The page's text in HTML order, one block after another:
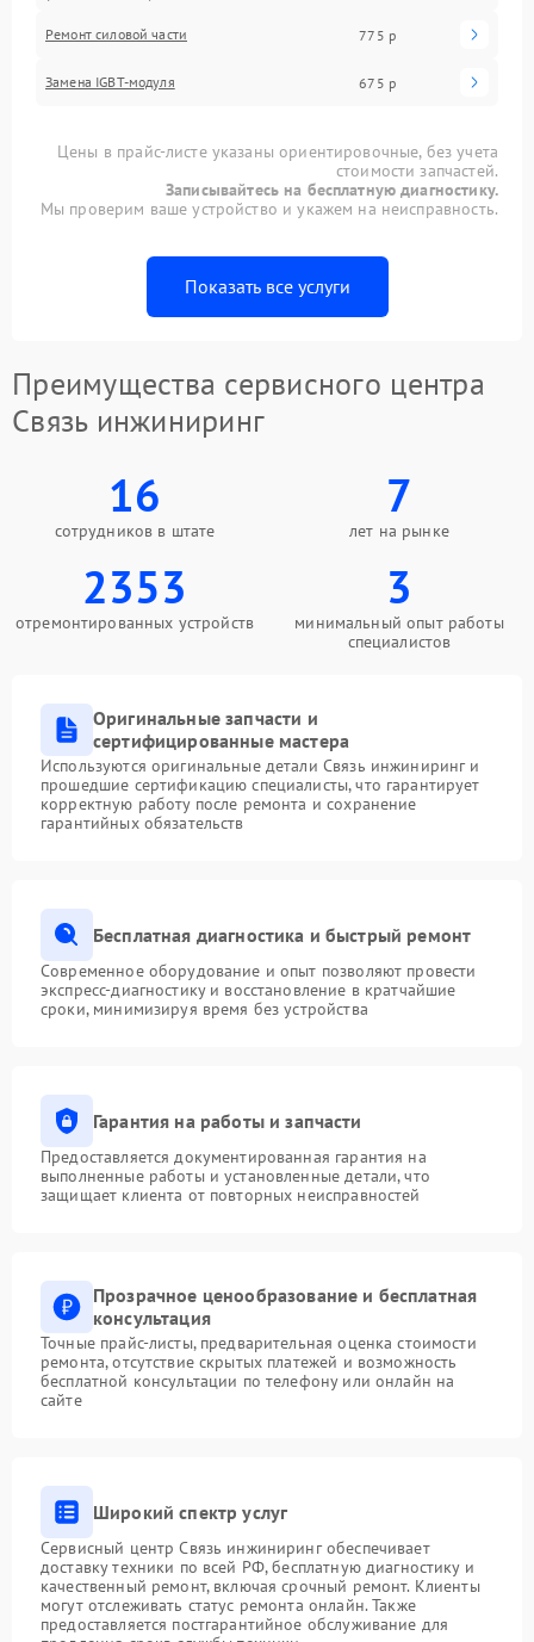
Ремонт силовой части 775 р
Замена IGBT-модуля 675 р
Цены в прайс-листе указаны ориентировочные, без учета
стоимости запчастей.
Записывайтесь на бесплатную диагностику.
Мы проверим ваше устройство и укажем на неисправность.
Показать все услуги
Преимущества сервисного центра
Связь инжиниринг
16
сотрудников в штате
7
лет на рынке
2353
отремонтированных устройств
3
минимальный опыт работы
специалистов
Оригинальные запчасти и
сертифицированные мастера
Используются оригинальные детали Связь инжиниринг и
прошедшие сертификацию специалисты, что гарантирует
корректную работу после ремонта и сохранение
гарантийных обязательств
Бесплатная диагностика и быстрый ремонт
Современное оборудование и опыт позволяют провести
экспресс-диагностику и восстановление в кратчайшие
сроки, минимизируя время без устройства
Гарантия на работы и запчасти
Предоставляется документированная гарантия на
выполненные работы и установленные детали, что
защищает клиента от повторных неисправностей
Прозрачное ценообразование и бесплатная
консультация
Точные прайс-листы, предварительная оценка стоимости
ремонта, отсутствие скрытых платежей и возможность
бесплатной консультации по телефону или онлайн на
сайте
Широкий спектр услуг
Сервисный центр Связь инжиниринг обеспечивает
доставку техники по всей РФ, бесплатную диагностику и
качественный ремонт, включая срочный ремонт. Клиенты
могут отслеживать статус ремонта онлайн. Также
предоставляется постгарантийное обслуживание для